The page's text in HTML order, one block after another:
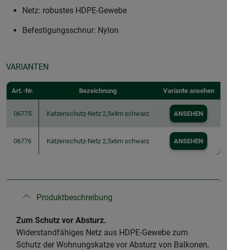
Netz: robustes HDPE-Gewebe
Befestigungsschnur: Nylon
VARIANTEN
Art.-Nr. Bezeichnung Variante ansehen
06775 Katzenschutz-Netz 2,5x4m schwarz ANSEHEN
06776 Katzenschutz-Netz 2,5x6m schwarz ANSEHEN
Produktbeschreibung
Zum Schutz vor Absturz.
Widerstandfähiges Netz aus HDPE-Gewebe zum
Schutz der Wohnungskatze vor Absturz von Balkonen,